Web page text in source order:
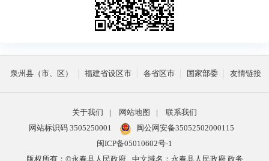
泉州县（市、区） 福建省设区市 各省区市 国家部委 友情链接
关于我们 | 网站地图 |
联系我们
网站标识码 3505250001
闽公网安备35052502000115
闽ICP备05010602号-1
版权所有：©永春县人民政府
中文域名：永春县人民政府.政务